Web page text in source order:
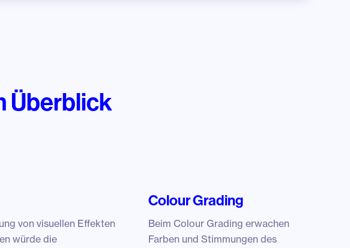
Überblick
von visuellen Effekten
würde die
Colour Grading
Beim Colour Grading erwachen
Farben und Stimmungen des